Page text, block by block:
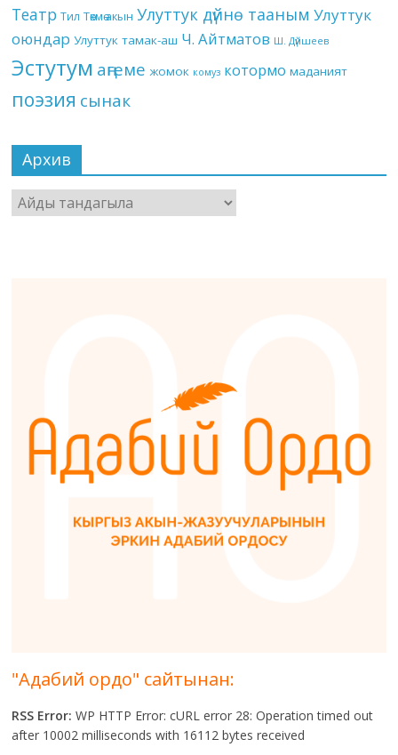
Театр Тил Төкмө акын Улуттук дүйнө тааным Улуттук
оюндар Улуттук тамак-аш Ч. Айтматов Ш. Дүйшеев
Эстутум аңгеме жомок комуз котормо маданият
поэзия сынак
Архив
Архив
"Адабий ордо" сайтынан:
RSS Error: WP HTTP Error: cURL error 28: Operation timed out
after 10002 milliseconds with 16112 bytes received